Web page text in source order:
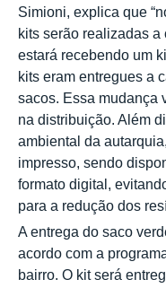
Simioni, explica que
kits serão realizadas
estará recebendo um
kits eram entregues a
sacos. Essa mudança
na distribuição. Além
ambiental da
impresso, sendo
formato digital,
para a redução dos
A entrega do saco
acordo com a
bairro. O kit será